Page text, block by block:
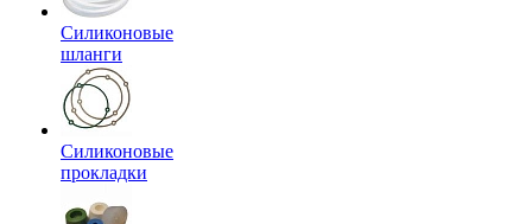
Силиконовые
шланги
Силиконовые
прокладки